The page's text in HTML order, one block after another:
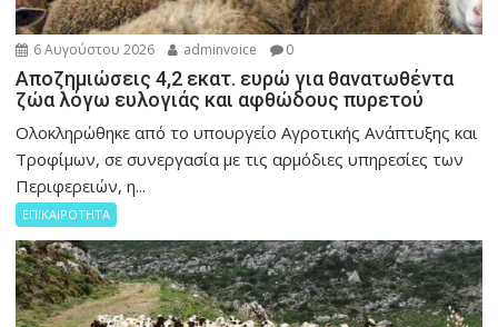
6 Αυγούστου 2026 adminvoice 0
Αποζημιώσεις 4,2 εκατ. ευρώ για θανατωθέντα
ζώα λόγω ευλογιάς και αφθώδους πυρετού
Ολοκληρώθηκε από το υπουργείο Αγροτικής Ανάπτυξης και
Τροφίμων, σε συνεργασία με τις αρμόδιες υπηρεσίες των
Περιφερειών, η...
ΕΠΙΚΑΙΡΟΤΗΤΑ